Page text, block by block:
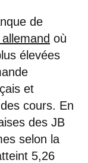
de
où
élevées
et
cours. En
des JB
selon la
5,26